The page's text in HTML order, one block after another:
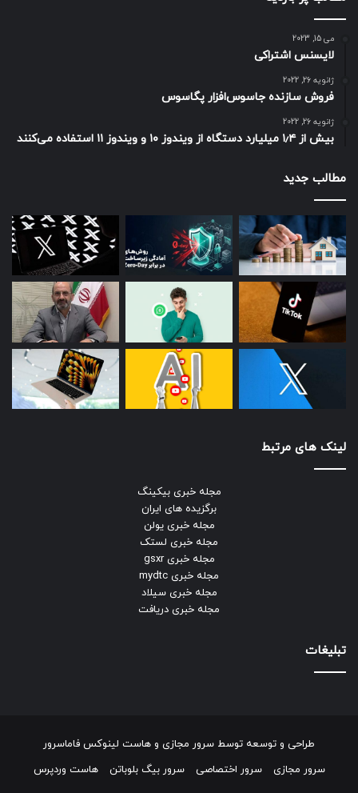
می 15, 2023
لایسنس اشتراکی
ژانویه 26, 2022
فروش سازنده جاسوس‌افزار پگاسوس
ژانویه 26, 2022
بیش از ۱٫۴ میلیارد دستگاه از ویندوز ۱۰ و ویندوز ۱۱ استفاده می‌کنند
مطالب جدید
لینک های مرتبط
مجله خبری بیکینگ
برگزیده های ایران
مجله خبری یولن
مجله خبری لستک
مجله خبری gsxr
مجله خبری mydtc
مجله خبری سیلاد
مجله خبری دریافت
تبلیغات
طراحی و توسعه توسط سرور مجازی و هاست لینوکس فاماسرور
سرور مجازی
سرور اختصاصی سرور بیگ بلوباتن هاست وردپرس